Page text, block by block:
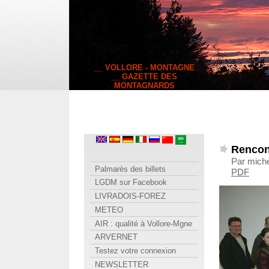
__ VOLLORE - MONTAGNE
__ GAZETTE DES
MONTAGNARDS
Par
PDF
Palmarès des billets
LGDM sur Facebook
LIVRADOIS-FOREZ
METEO
AIR : qualité à Vollore-Mgne
ARVERNET
Testez votre connexion
NEWSLETTER